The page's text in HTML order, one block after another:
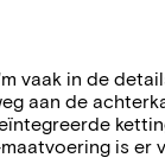
vaak in de
aan de
is er